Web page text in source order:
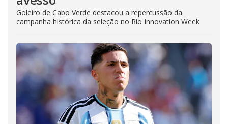
Goleiro de Cabo Verde destacou a repercussão da
campanha histórica da seleção no Rio Innovation Week